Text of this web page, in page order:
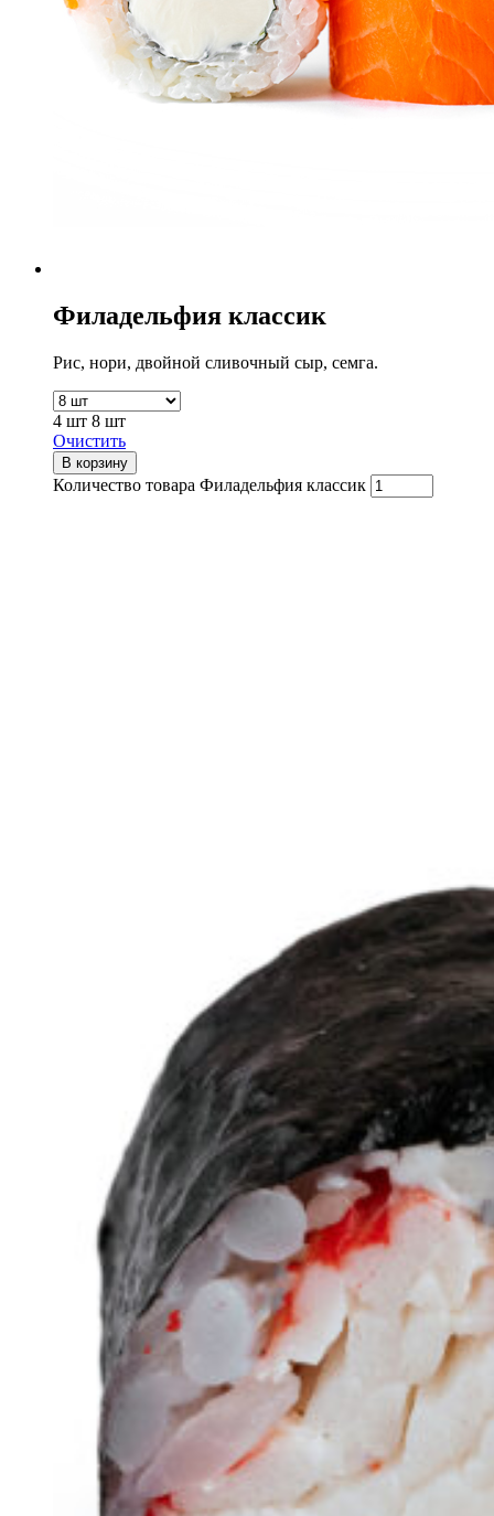
Филадельфия классик
Рис, нори, двойной сливочный сыр, семга.
4 шт 8 шт
Очистить
В корзину
Количество товара Филадельфия классик